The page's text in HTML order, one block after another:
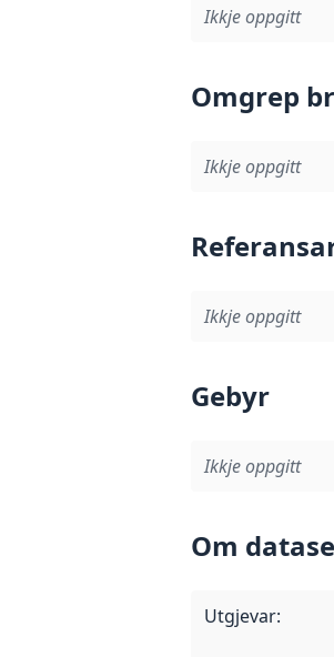
Ikkje oppgitt
Omgrep
Ikkje oppgitt
Ikkje oppgitt
Gebyr
Ikkje oppgitt
Om
Utgjevar: